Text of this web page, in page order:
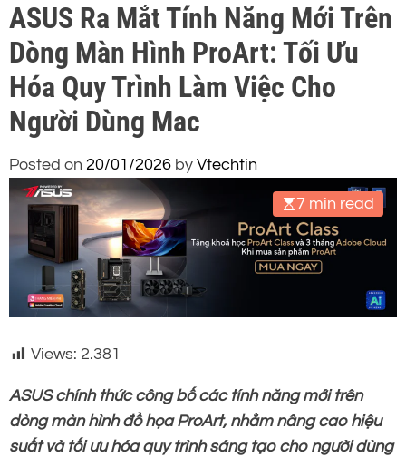
ASUS Ra Mắt Tính Năng Mới Trên
Dòng Màn Hình ProArt: Tối Ưu
Hóa Quy Trình Làm Việc Cho
Người Dùng Mac
Posted on 20/01/2026 by Vtechtin
7 min read
Views: 2.381
ASUS chính thức công bố các tính năng mới trên
dòng màn hình đồ họa ProArt, nhằm nâng cao hiệu
suất và tối ưu hóa quy trình sáng tạo cho người dùng